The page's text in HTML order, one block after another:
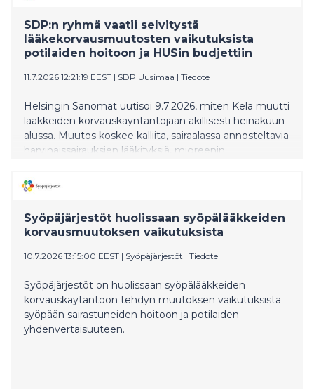
SDP:n ryhmä vaatii selvitystä
lääkekorvausmuutosten vaikutuksista
potilaiden hoitoon ja HUSin budjettiin
11.7.2026 12:21:19 EEST | SDP Uusimaa | Tiedote
Helsingin Sanomat uutisoi 9.7.2026, miten Kela muutti
lääkkeiden korvauskäyntäntöjään äkillisesti heinäkuun
alussa. Muutos koskee kalliita, sairaalassa annosteltavia
harvinaissairauksien lääkityksiä, migreenin
tällä hetkellä todella huolissaan lääkehoidon
saatavuuden ja jatkuvuuden puolesta. HUS-
perää selvitystä asiasta.
Syöpäjärjestöt huolissaan syöpälääkkeiden
korvausmuutoksen vaikutuksista
10.7.2026 13:15:00 EEST | Syöpäjärjestöt | Tiedote
Syöpäjärjestöt on huolissaan syöpälääkkeiden
korvauskäytäntöön tehdyn muutoksen vaikutuksista
syöpään sairastuneiden hoitoon ja potilaiden
yhdenvertaisuuteen.